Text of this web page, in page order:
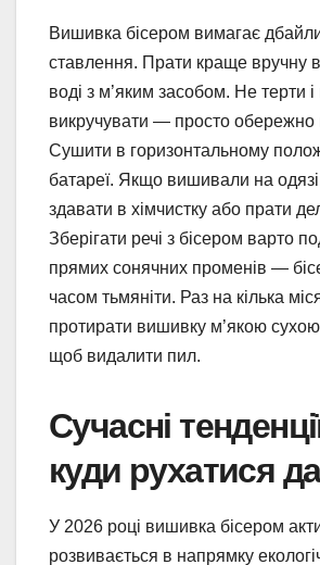
Вишивка бісером вимагає
ставлення. Прати краще вручну
воді з м’яким засобом. Не терти і
викручувати — просто обережно
Сушити в горизонтальному
батареї. Якщо вишивали на
здавати в хімчистку або прати
Зберігати речі з бісером варто
прямих сонячних променів —
часом тьмяніти. Раз на кілька
протирати вишивку м’якою
щоб видалити пил.
Сучасні
куди рухатися
У 2026 році вишивка бісером
розвивається в напрямку